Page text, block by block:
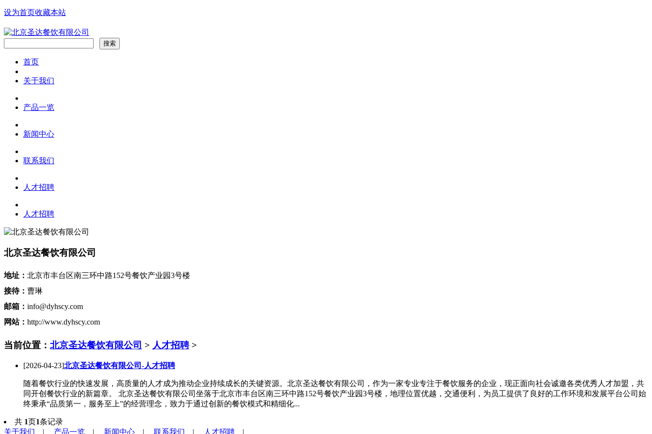
设为首页收藏本站
首页
关于我们
产品一览
新闻中心
联系我们
人才招聘
人才招聘
北京圣达餐饮有限公司
地址： 北京市丰台区南三环中路152号餐饮产业园3号楼
接待： 曹琳
邮箱： info@dyhscy.com
网站： http://www.dyhscy.com
当前位置： 北京圣达餐饮有限公司 > 人才招聘>
[2026-04-23]北京圣达餐饮有限公司-人才招聘
随着餐饮行业的快速发展，高质量的人才成为推动企业持续成长的关键资源。北京圣达餐饮有限公司，作为一家专业专注于餐饮服务的企业，现正面向社会诚邀各类优秀人才加盟，共
同开创餐饮行业的新篇章。 北京圣达餐饮有限公司坐落于北京市丰台区南三环中路152号餐饮产业园3号楼，地理位置优越，交通便利，为员工提供了良好的工作环境和发展平台公司始
终秉承“品质第一，服务至上”的经营理念，致力于通过创新的餐饮模式和精细化...
共 1页1条记录
关于我们 | 产品一览 | 新闻中心 | 联系我们 | 人才招聘 |